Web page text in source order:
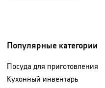
Популярные категории
Посуда для приготовления
Кухонный инвентарь